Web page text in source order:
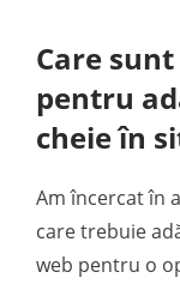
Care
pentru
cheie în
Am încercat în
care trebuie
web pentru o